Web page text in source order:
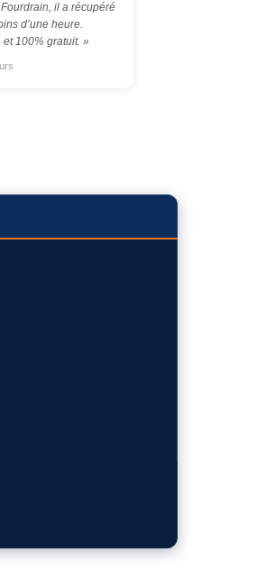
il a récupéré
d’une heure.
100% gratuit. »